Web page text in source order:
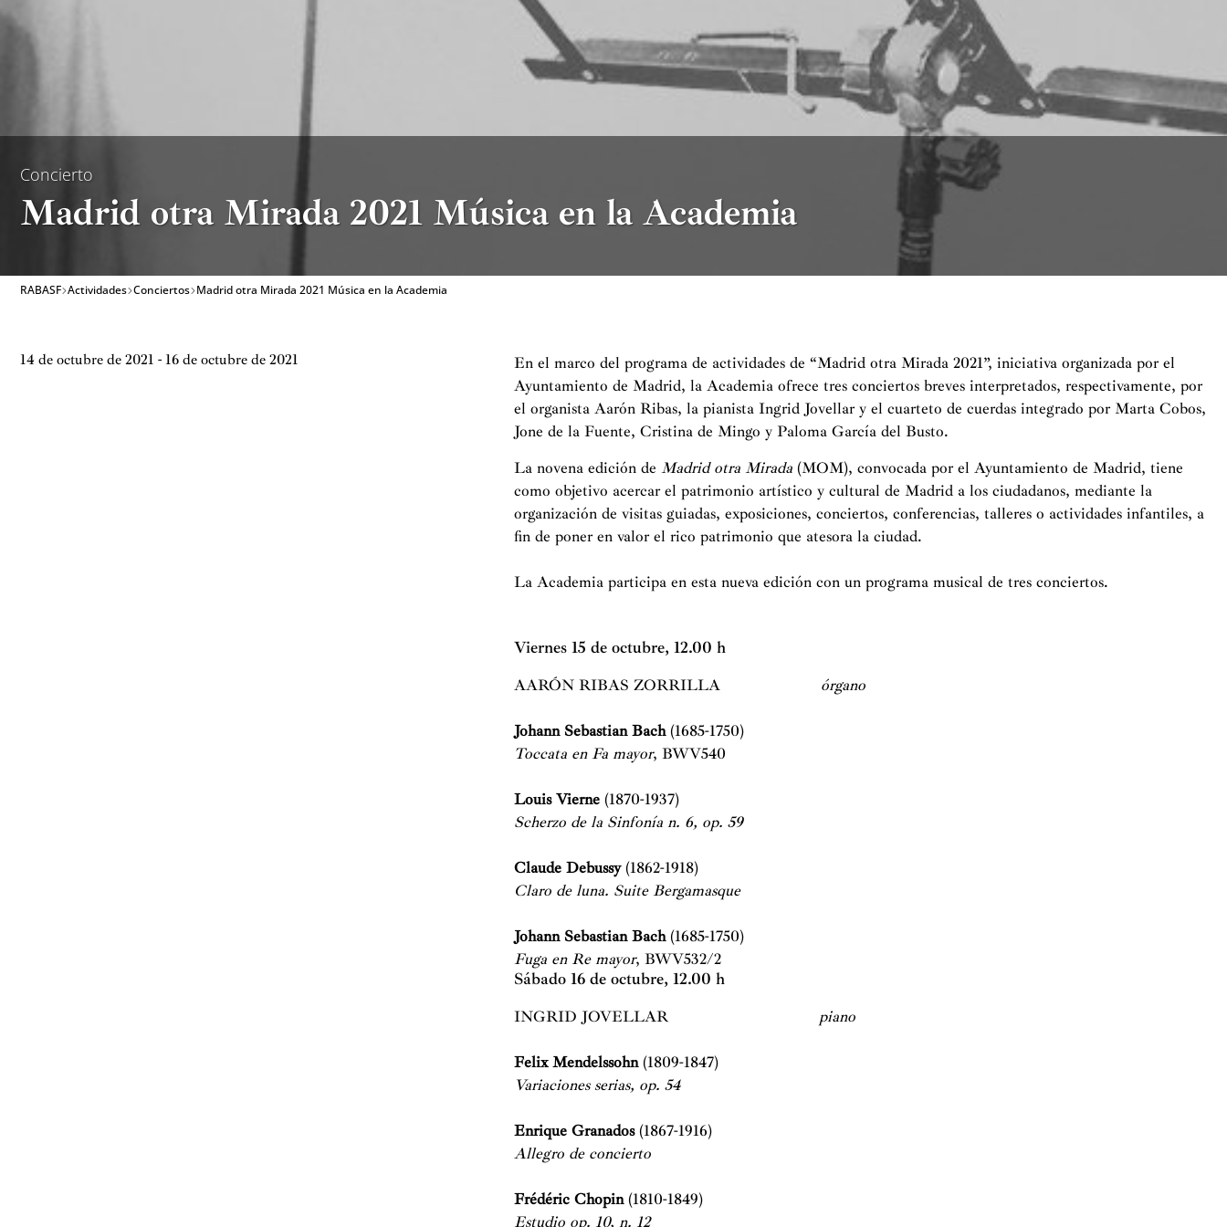
Concierto
Madrid otra Mirada 2021 Música en la Academia
RABASF Actividades Conciertos Madrid otra Mirada 2021 Música en la Academia
14 de octubre de 2021 - 16 de octubre de 2021
En el marco del programa de actividades de “Madrid otra Mirada 2021”, iniciativa organizada por el
Ayuntamiento de Madrid, la Academia ofrece tres conciertos breves interpretados, respectivamente, por
el organista Aarón Ribas, la pianista Ingrid Jovellar y el cuarteto de cuerdas integrado por Marta Cobos,
Jone de la Fuente, Cristina de Mingo y Paloma García del Busto.
La novena edición deMadrid otra Mirada (MOM), convocada por el Ayuntamiento de Madrid, tiene
como objetivo acercar el patrimonio artístico y cultural de Madrid a los ciudadanos, mediante la
organización de visitas guiadas, exposiciones, conciertos, conferencias, talleres o actividades infantiles, a
fin de poner en valor el rico patrimonio que atesora la ciudad.
La Academia participa en esta nueva edición con un programa musical de tres conciertos.
Viernes 15 de octubre, 12.00 h
AARÓN RIBAS ZORRILLA órgano
Johann Sebastian Bach (1685-1750)
Toccata en Fa mayor, BWV540
Louis Vierne (1870-1937)
Scherzo de la Sinfonía n. 6, op. 59
Claude Debussy (1862-1918)
Claro de luna. Suite Bergamasque
Johann Sebastian Bach (1685-1750)
Fuga en Re mayor, BWV532/2
Sábado 16 de octubre, 12.00 h
INGRID JOVELLAR piano
Felix Mendelssohn (1809-1847)
Variaciones serias, op. 54
Enrique Granados (1867-1916)
Allegro de concierto
Frédéric Chopin (1810-1849)
Estudio op. 10, n. 12